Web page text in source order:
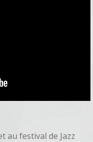
au festival de Jazz